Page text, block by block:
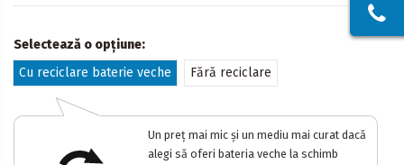
Selectează o opțiune:
Cu reciclare baterie veche
Fără reciclare
Un preț mai mic și un mediu mai curat dacă
alegi să oferi bateria veche la schimb